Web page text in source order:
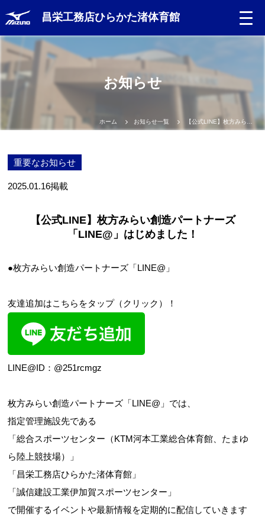
昌栄工務店ひらかた渚体育館
Language
日本語
English
Portugues
お問合せフォーム
枚方市施設予約システム
Webアクセシビリティについて
文字サイズ 標準
お知らせ
ホーム お知らせ一覧
重要なお知らせ
2025.01.16掲載
【公式LINE】枚方みらい創造パートナーズ
「LINE@」はじめました！
●枚方みらい創造パートナーズ「LINE@」
友達追加はこちらをタップ（クリック）！
LINE@ID：@251rcmgz
枚方みらい創造パートナーズ「LINE@」では、
指定管理施設先である
「総合スポーツセンター（KTM河本工業総合体育館、たまゆ
ら陸上競技場）」
「昌栄工務店ひらかた渚体育館」
「誠信建設工業伊加賀スポーツセンター」
で開催するイベントや最新情報を定期的に配信していきます